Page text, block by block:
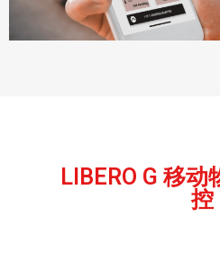
LIBERO G 移
控